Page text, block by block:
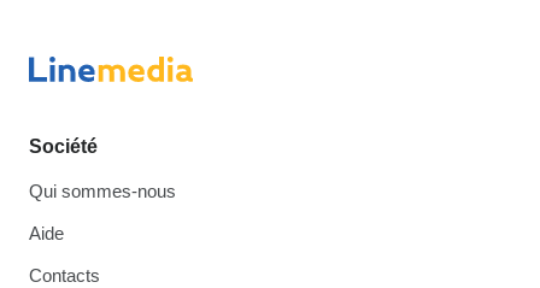
Société
Qui sommes-nous
Aide
Contacts